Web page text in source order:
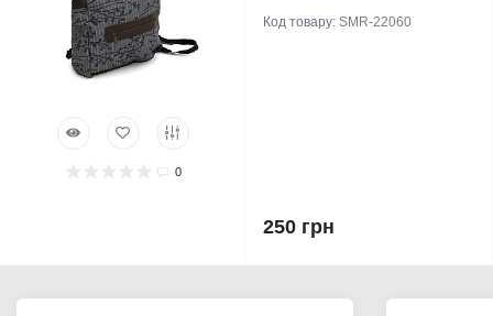
0
Код товару: SMR-22060
250 грн